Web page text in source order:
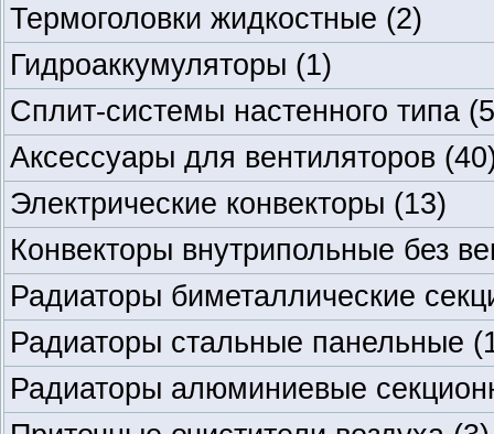
Термоголовки жидкостные (2)
Гидроаккумуляторы (1)
Сплит-системы настенного типа
Аксессуары для вентиляторов
Электрические конвекторы (13)
Конвекторы внутрипольные без
Радиаторы биметаллические
Радиаторы стальные панельные
Радиаторы алюминиевые